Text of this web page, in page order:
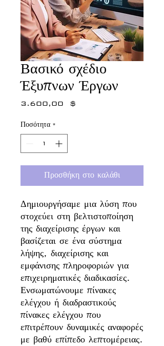
Βασικό σχέδιο
Έξυπνων Έργων
3.600,00 $
Ποσότητα *
Προσθήκη στο καλάθι
Δημιουργήσαμε μια λύση που
στοχεύει στη βελτιστοποίηση
της διαχείρισης έργων και
βασίζεται σε ένα σύστημα
λήψης, διαχείρισης και
εμφάνισης πληροφοριών για
επιχειρηματικές διαδικασίες.
Ενσωματώνουμε πίνακες
ελέγχου ή διαδραστικούς
πίνακες ελέγχου που
επιτρέπουν δυναμικές αναφορές
με βαθύ επίπεδο λεπτομέρειας.